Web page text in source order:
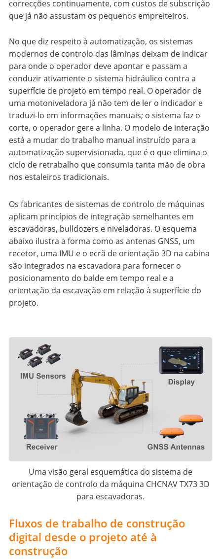
correcções continuamente, com custos de subscrição
que já não assustam os pequenos empreiteiros.
No que diz respeito à automatização, os sistemas
modernos de controlo das lâminas deixam de indicar
para onde o operador deve apontar e passam a
conduzir ativamente o sistema hidráulico contra a
superfície de projeto em tempo real. O operador de
uma motoniveladora já não tem de ler o indicador e
traduzi-lo em informações manuais; o sistema faz o
corte, o operador gere a linha. O modelo de interação
está a mudar do trabalho manual instruído para a
automatização supervisionada, que é o que elimina o
ciclo de retrabalho que consumia tanta mão de obra
nos estaleiros tradicionais.
Os fabricantes de sistemas de controlo de máquinas
aplicam princípios de integração semelhantes em
escavadoras, bulldozers e niveladoras. O esquema
abaixo ilustra a forma como as antenas GNSS, um
recetor, uma IMU e o ecrã de orientação 3D na cabina
são integrados na escavadora para fornecer o
posicionamento do balde em tempo real e a
orientação da escavação em relação à superfície do
projeto.
Uma visão geral esquemática do sistema de
orientação de controlo da máquina CHCNAV TX73 3D
para escavadoras.
Fluxos de trabalho de construção
digital desde o projeto até à
construção